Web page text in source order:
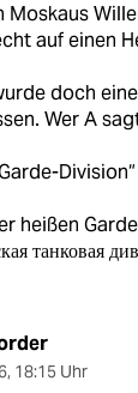
Moskaus
auf einen
doch
Wer A
Division“
heißen
танковая
, 18:15 Uhr